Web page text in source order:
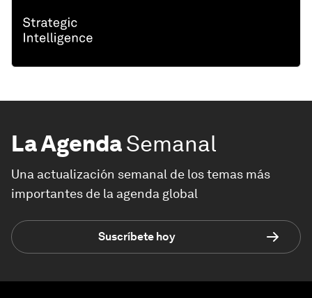
La AgendaSemanal
Una actualización semanal de los temas más
importantes de la agenda global
Suscríbete hoy